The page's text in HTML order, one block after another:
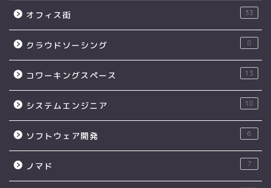
オフィス街 33
クラウドソーシング 8
コワーキングスペース 13
システムエンジニア 18
ソフトウェア開発 6
ノマド 7